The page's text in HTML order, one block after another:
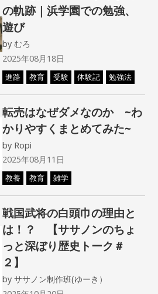
の軌跡｜浜学園での勉強、
遊び
byむろ
2025年08月18日
進路 教育 受験 体験記 勉強法
転売はなぜダメなのか ~わ
かりやすくまとめてみた~
by Ropi
2025年08月11日
教養 教育 雑学
戦国武将の白頭巾の理由と
は！？ 【ササノンのちょ
っと深ぼり歴史トーク＃
２】
byササノン制作班(ゆーき）